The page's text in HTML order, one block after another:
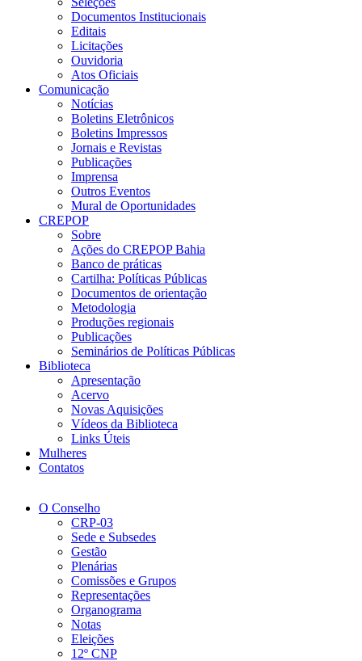
Documentos Institucionais
Editais
Licitações
Ouvidoria
Atos Oficiais
Comunicação
Notícias
Boletins Eletrônicos
Boletins Impressos
Jornais e Revistas
Publicações
Imprensa
Outros Eventos
Mural de Oportunidades
CREPOP
Sobre
Ações do CREPOP Bahia
Banco de práticas
Cartilha: Políticas Públicas
Documentos de orientação
Metodologia
Produções regionais
Publicações
Seminários de Políticas Públicas
Biblioteca
Apresentação
Acervo
Novas Aquisições
Vídeos da Biblioteca
Links Úteis
Mulheres
Contatos
O Conselho
CRP-03
Sede e Subsedes
Gestão
Plenárias
Comissões e Grupos
Representações
Organograma
Notas
Eleições
12º CNP